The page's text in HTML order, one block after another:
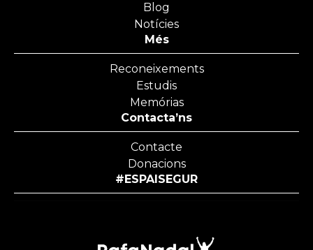
Blog
Notícies
Més
Reconeixements
Estudis
Memórias
Contacta’ns
Contacte
Donacions
#ESPAISEGUR